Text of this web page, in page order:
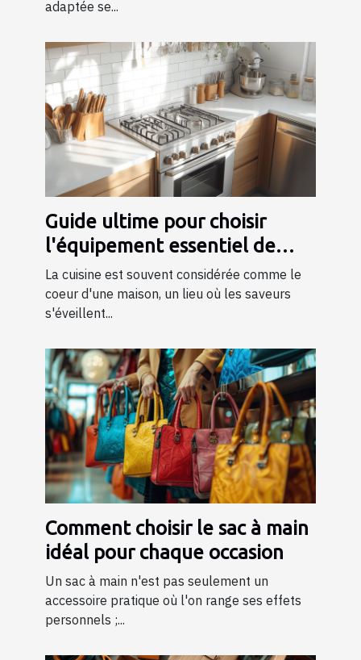
adaptée se...
Guide ultime pour choisir
l'équipement essentiel de
cuisine
La cuisine est souvent considérée comme le
coeur d'une maison, un lieu où les saveurs
s'éveillent...
Comment choisir le sac à main
idéal pour chaque occasion
Un sac à main n'est pas seulement un
accessoire pratique où l'on range ses effets
personnels ;...